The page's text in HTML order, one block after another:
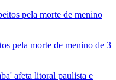
pela morte de menino de 3